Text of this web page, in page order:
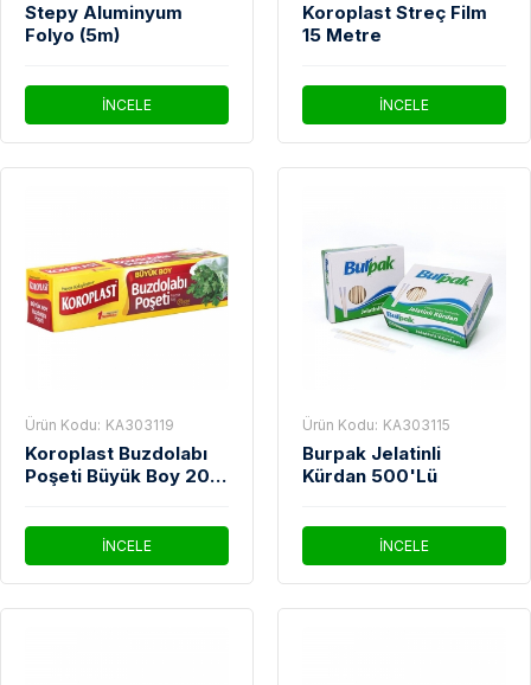
Stepy Aluminyum
Folyo (5m)
İNCELE
Koroplast Streç Film
15 Metre
İNCELE
Ürün Kodu: KA303119
Koroplast Buzdolabı
Poşeti Büyük Boy 20
İNCELE
Ürün Kodu: KA303115
Burpak Jelatinli
Kürdan 500'Lü
İNCELE